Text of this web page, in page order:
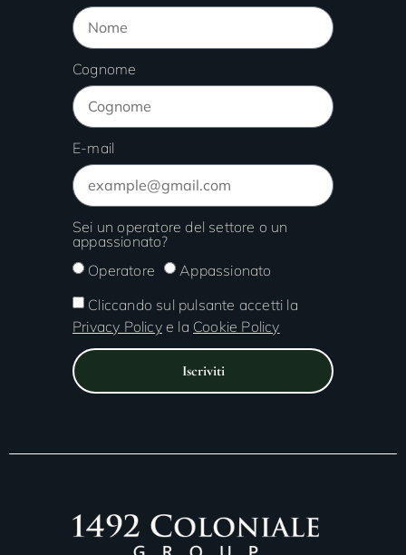
Cognome
E-mail
Sei un operatore del settore o un
appassionato?
Operatore
Appassionato
Cliccando sul pulsante accetti la
Privacy Policye la Cookie Policy
Iscriviti